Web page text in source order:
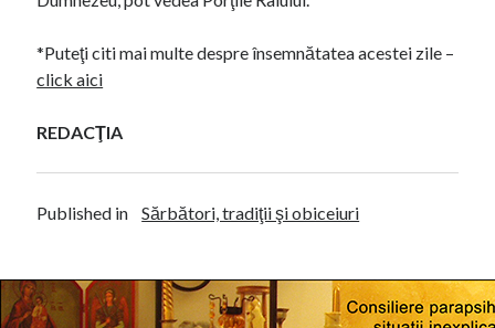
*Puteţi citi mai multe despre însemnătatea acestei zile –
click aici
REDACŢIA
Published in Sărbători, tradiţii şi obiceiuri